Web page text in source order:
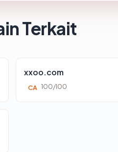
Terkait
xxoo.com
CA 100/100